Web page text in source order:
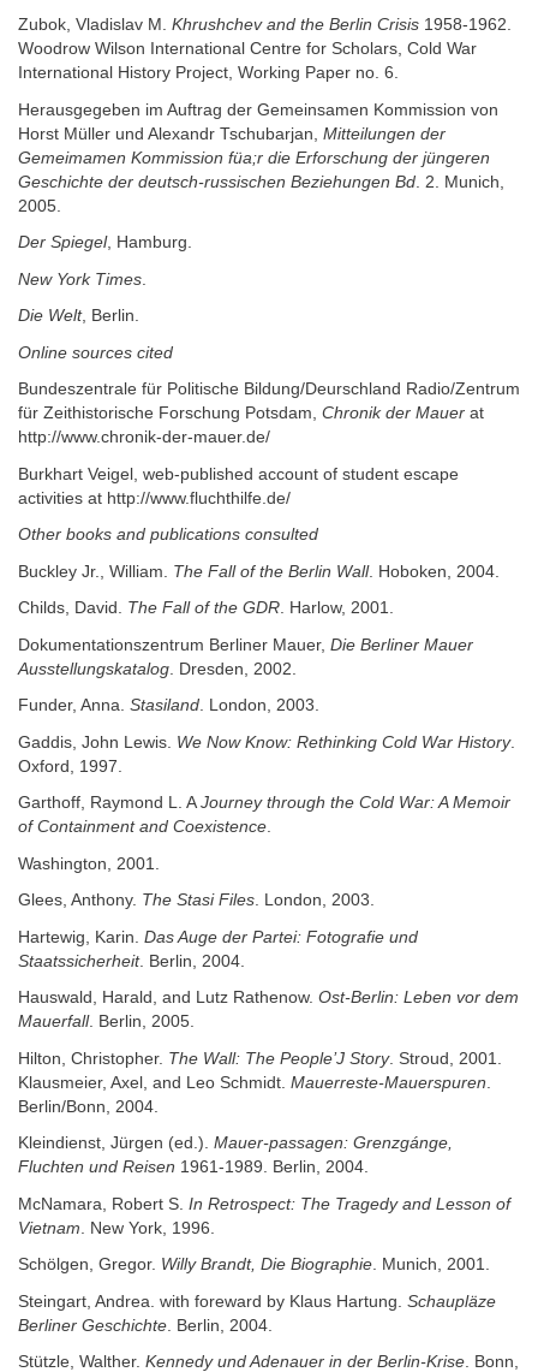
Zubok, Vladislav M. Khrushchev and the Berlin Crisis 1958-1962.
Woodrow Wilson International Centre for Scholars, Cold War
International History Project, Working Paper no. 6.
Herausgegeben im Auftrag der Gemeinsamen Kommission von
Horst Müller und Alexandr Tschubarjan, Mitteilungen der
Gemeimamen Kommission füa;r die Erforschung der jüngeren
Geschichte der deutsch-russischen Beziehungen Bd . 2. Munich,
2005.
Der Spiegel, Hamburg.
New York Times
Die Welt, Berlin.
Online sources cited
Bundeszentrale für Politische Bildung/Deurschland Radio/Zentrum
für Zeithistorische Forschung Potsdam, Chronik der Mauer at
http://www.chronik-der-mauer.de/
Burkhart Veigel, web-published account of student escape
activities at http://www.fluchthilfe.de/
Other books and publications consulted
Buckley Jr., William. The Fall of the Berlin Wall. Hoboken, 2004.
Childs, David. The Fall of the GDR. Harlow, 2001.
Dokumentationszentrum Berliner Mauer, Die Berliner Mauer
Ausstellungskatalog . Dresden, 2002.
Funder, Anna. Stasiland. London, 2003.
Gaddis, John Lewis. We Now Know: Rethinking Cold War History.
Oxford, 1997.
Garthoff, Raymond L. AJourney through the Cold War: A Memoir
of Containment and Coexistence.
Washington, 2001.
Glees, Anthony. The Stasi Files. London, 2003.
Hartewig, Karin. Das Auge der Partei: Fotografie und
Staatssicherheit. Berlin, 2004.
Hauswald, Harald, and Lutz Rathenow. Ost-Berlin: Leben vor dem
Mauerfall. Berlin, 2005.
Hilton, Christopher. The Wall: The People’J Story. Stroud, 2001.
Klausmeier, Axel, and Leo Schmidt. Mauerreste-Mauerspuren
Berlin/Bonn, 2004.
Kleindienst, Jürgen (ed.). Mauer-passagen: Grenzgánge,
Fluchten und Reisen 1961-1989. Berlin, 2004.
McNamara, Robert S. In Retrospect: The Tragedy and Lesson of
Vietnam . New York, 1996.
Schölgen, Gregor. Willy Brandt, Die Biographie. Munich, 2001.
Steingart, Andrea. with foreward by Klaus Hartung. Schaupläze
Berliner Geschichte . Berlin, 2004.
Stützle, Walther. Kennedy und Adenauer in der Berlin-Krise. Bonn,